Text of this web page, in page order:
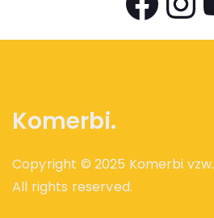
Komerbi.
Copyright © 2025 Komerbi vzw.
All rights reserved.